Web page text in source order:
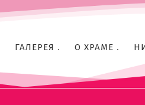
ГАЛЕРЕЯ О ХРАМЕ